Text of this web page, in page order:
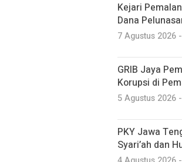
Kejari
Dana
7 Agustus 2026
GRIB Jaya
Korupsi di
5 Agustus 2026
PKY Jawa
Syari’ah dan